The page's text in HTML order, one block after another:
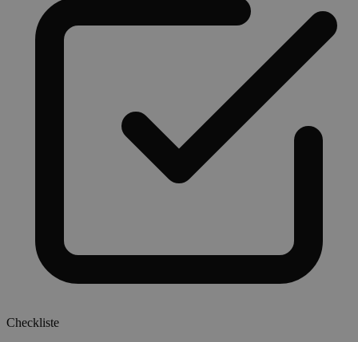
Checkliste